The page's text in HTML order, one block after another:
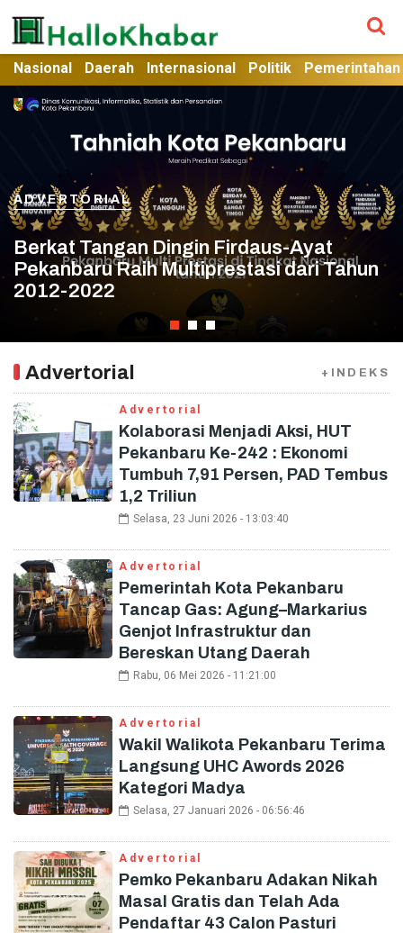
Nasional Daerah Internasional Politik Pemerintahan
ADVERTORIAL
Berkat Tangan Dingin Firdaus-Ayat
Pekanbaru Raih Multiprestasi dari Tahun
2012-2022
ADVERTORIAL
Firdaus-Ayat Sukses Wujudkan
Pekanbaru Smart City Madani
ADVERTORIAL
Tingkatkan Kualitas Pendidikan Anak
Usia Dini, Himpaudi Rohil Akan Gelar
Rakerwil di Tingkat Kabupaten
Advertorial +INDEKS
Advertorial
Kolaborasi Menjadi Aksi, HUT
Pekanbaru Ke-242 : Ekonomi
Tumbuh 7,91 Persen, PAD Tembus
1,2 Triliun
Selasa, 23 Juni 2026 - 13:03:40
Advertorial
Pemerintah Kota Pekanbaru
Tancap Gas: Agung–Markarius
Genjot Infrastruktur dan
Bereskan Utang Daerah
Rabu, 06 Mei 2026 - 11:21:00
Advertorial
Wakil Walikota Pekanbaru Terima
Langsung UHC Awords 2026
Kategori Madya
Selasa, 27 Januari 2026 - 06:56:46
Advertorial
Pemko Pekanbaru Adakan Nikah
Masal Gratis dan Telah Ada
Pendaftar 43 Calon Pasturi